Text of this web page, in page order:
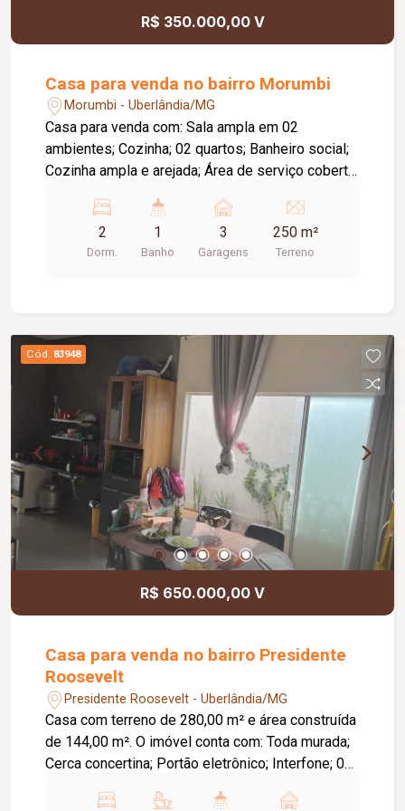
R$ 350.000,00 V
Casa para venda no bairro Morumbi
Morumbi - Uberlândia/MG
Casa para venda com: Sala ampla em 02
ambientes; Cozinha; 02 quartos; Banheiro social;
Cozinha ampla e arejada; Área de serviço coberta;
Garagem para 03 carros;
2
Dorm.
1
Banho
3
Garagens
250 m²
Terreno
Cód. 83948
R$ 650.000,00 V
Casa para venda no bairro Presidente
Roosevelt
Presidente Roosevelt - Uberlândia/MG
Casa com terreno de 280,00 m² e área construída
de 144,00 m². O imóvel conta com: Toda murada;
Cerca concertina; Portão eletrônico; Interfone; 01
estacionamento; Sala de estar; Sala de jantar; 03